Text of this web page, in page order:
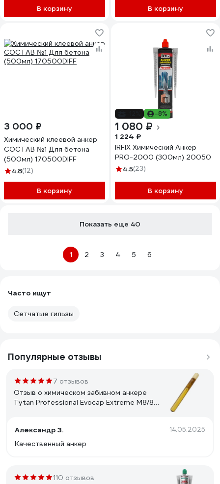
В корзину
В корзину
3 000 ₽
Химический клеевой анкер
СОСТАВ №1 Для бетона
(500мл) 170500DIFF
4.8(12)
В корзину
-8%
1 080 ₽
1 224 ₽
IRFIX Химический Анкер
PRO-2000 (300мл) 20050
4.5(23)
В корзину
Показать еще 40
1 2 3 4 5 6
Часто ищут
Сетчатые гильзы
Популярные отзывы
7 отзывов
Отзыв о химическом забивном анкере
Tytan Professional Evocap Extreme M8/80,
Александр З.
14.05.2025
Качественный анкер
110 отзывов